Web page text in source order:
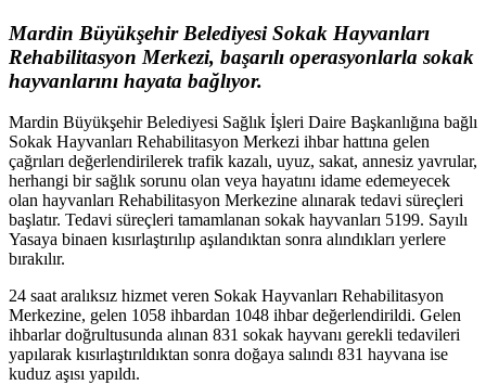
Mardin Büyükşehir Belediyesi Sokak Hayvanları
Rehabilitasyon Merkezi, başarılı operasyonlarla sokak
hayvanlarını hayata bağlıyor.
Mardin Büyükşehir Belediyesi Sağlık İşleri Daire Başkanlığına bağlı
Sokak Hayvanları Rehabilitasyon Merkezi ihbar hattına gelen
çağrıları değerlendirilerek trafik kazalı, uyuz, sakat, annesiz yavrular,
herhangi bir sağlık sorunu olan veya hayatını idame edemeyecek
olan hayvanları Rehabilitasyon Merkezine alınarak tedavi süreçleri
başlatır. Tedavi süreçleri tamamlanan sokak hayvanları 5199. Sayılı
Yasaya binaen kısırlaştırılıp aşılandıktan sonra alındıkları yerlere
bırakılır.
24 saat aralıksız hizmet veren Sokak Hayvanları Rehabilitasyon
Merkezine, gelen 1058 ihbardan 1048 ihbar değerlendirildi. Gelen
ihbarlar doğrultusunda alınan 831 sokak hayvanı gerekli tedavileri
yapılarak kısırlaştırıldıktan sonra doğaya salındı 831 hayvana ise
kuduz aşısı yapıldı.